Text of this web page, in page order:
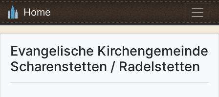
Home
Evangelische Kirchengemeinde
Scharenstetten / Radelstetten